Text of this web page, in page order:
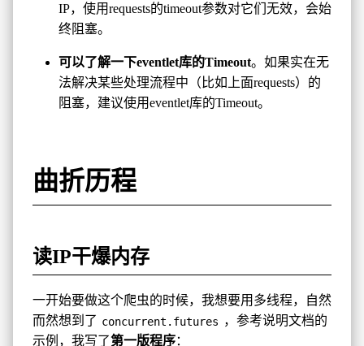
IP，使用requests的timeout参数对它们无效，会始
终阻塞。
可以了解一下eventlet库的Timeout。如果实在无
法解决某些处理流程中（比如上面requests）的
阻塞，建议使用eventlet库的Timeout。
曲折历程
读IP干爆内存
一开始要做这个爬虫的时候，我想要用多线程，自然
而然想到了 concurrent.futures ，参考说明文档的
示例，我写了第一版程序：